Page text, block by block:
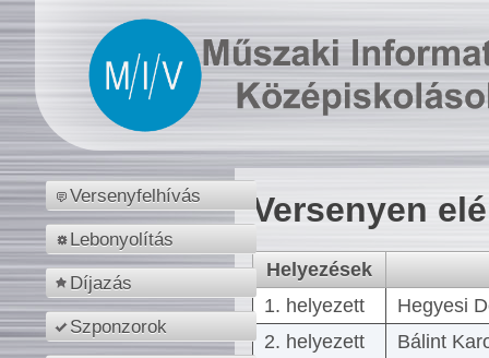
Versenyfelhívás
Lebonyolítás
Díjazás
Szponzorok
Versenyen
Helyezések
1. helyezett
Hegyesi
2. helyezett
Bálint